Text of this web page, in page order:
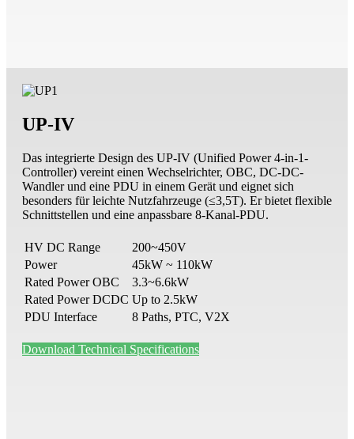
UP-IV
Das integrierte Design des UP-IV (Unified Power 4-in-1-
Controller) vereint einen Wechselrichter, OBC, DC-DC-
Wandler und eine PDU in einem Gerät und eignet sich
besonders für leichte Nutzfahrzeuge (≤3,5T). Er bietet flexible
Schnittstellen und eine anpassbare 8-Kanal-PDU.
HV DC Range
200~450V
Power
45kW ~ 110kW
Rated Power OBC
3.3~6.6kW
Rated Power DCDC Up to 2.5kW
PDU Interface
8 Paths, PTC, V2X
Download Technical Specifications